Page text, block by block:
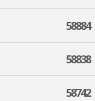
58884
58838
58742